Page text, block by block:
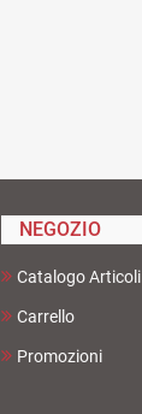
NEGOZIO
Catalogo Articoli
Carrello
Promozioni